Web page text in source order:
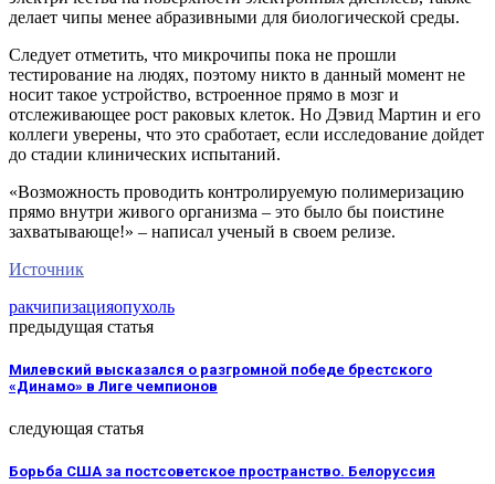
делает чипы менее абразивными для биологической среды.
Следует отметить, что микрочипы пока не прошли
тестирование на людях, поэтому никто в данный момент не
носит такое устройство, встроенное прямо в мозг и
отслеживающее рост раковых клеток. Но Дэвид Мартин и его
коллеги уверены, что это сработает, если исследование дойдет
до стадии клинических испытаний.
«Возможность проводить контролируемую полимеризацию
прямо внутри живого организма – это было бы поистине
захватывающе!» – написал ученый в своем релизе.
Источник
ракчипизацияопухоль
предыдущая статья
Милевский высказался о разгромной победе брестского
«Динамо» в Лиге чемпионов
следующая статья
Борьба США за постсоветское пространство. Белоруссия